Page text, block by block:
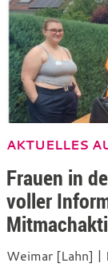
AKTUELLES
Frauen in
voller
Weimar [Lahn] |